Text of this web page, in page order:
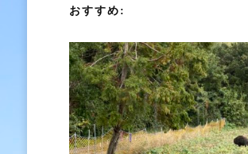
ョ
ン
おすすめ: